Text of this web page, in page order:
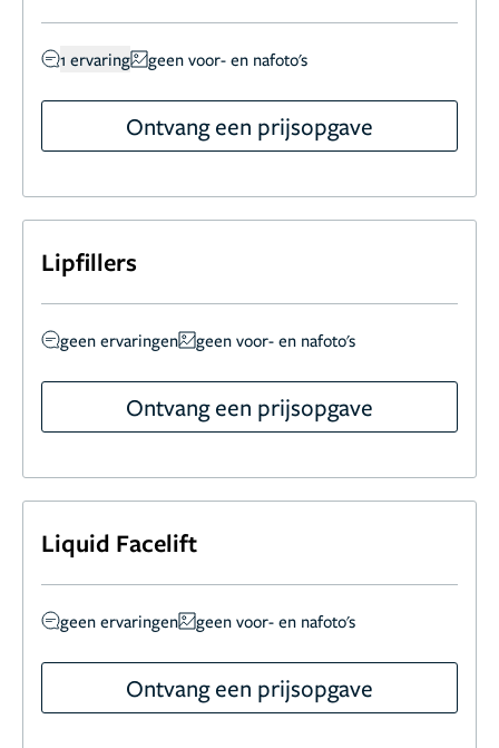
1 ervaring geen voor- en nafoto's
Ontvang een prijsopgave
Lipfillers
geen ervaringen geen voor- en nafoto's
Ontvang een prijsopgave
Liquid Facelift
geen ervaringen geen voor- en nafoto's
Ontvang een prijsopgave